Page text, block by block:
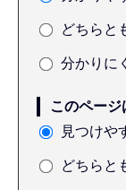
どちらと
分かりに
このページ
見つけや
どちらと